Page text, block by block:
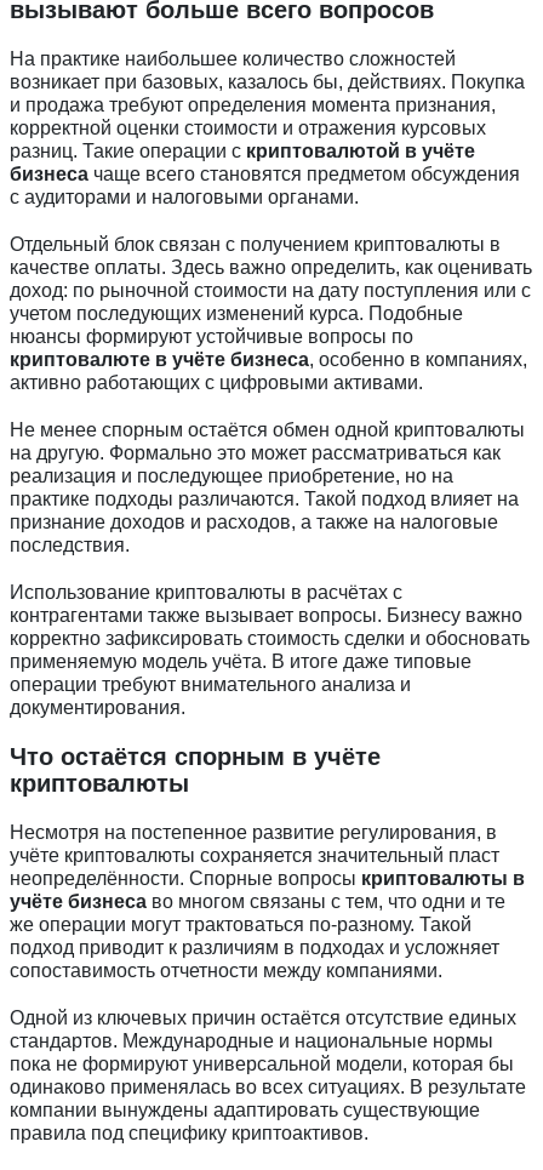
вызывают больше всего вопросов
На практике наибольшее количество сложностей
возникает при базовых, казалось бы, действиях. Покупка
и продажа требуют определения момента признания,
корректной оценки стоимости и отражения курсовых
разниц. Такие операции с криптовалютой в учёте
бизнеса чаще всего становятся предметом обсуждения
с аудиторами и налоговыми органами.
Отдельный блок связан с получением криптовалюты в
качестве оплаты. Здесь важно определить, как оценивать
доход: по рыночной стоимости на дату поступления или с
учетом последующих изменений курса. Подобные
нюансы формируют устойчивые вопросы по
криптовалюте в учёте бизнеса, особенно в компаниях,
активно работающих с цифровыми активами.
Не менее спорным остаётся обмен одной криптовалюты
на другую. Формально это может рассматриваться как
реализация и последующее приобретение, но на
практике подходы различаются. Такой подход влияет на
признание доходов и расходов, а также на налоговые
последствия.
Использование криптовалюты в расчётах с
контрагентами также вызывает вопросы. Бизнесу важно
корректно зафиксировать стоимость сделки и обосновать
применяемую модель учёта. В итоге даже типовые
операции требуют внимательного анализа и
документирования.
Что остаётся спорным в учёте
криптовалюты
Несмотря на постепенное развитие регулирования, в
учёте криптовалюты сохраняется значительный пласт
неопределённости. Спорные вопросы криптовалюты в
учёте бизнеса во многом связаны с тем, что одни и те
же операции могут трактоваться по-разному. Такой
подход приводит к различиям в подходах и усложняет
сопоставимость отчетности между компаниями.
Одной из ключевых причин остаётся отсутствие единых
стандартов. Международные и национальные нормы
пока не формируют универсальной модели, которая бы
одинаково применялась во всех ситуациях. В результате
компании вынуждены адаптировать существующие
правила под специфику криптоактивов.